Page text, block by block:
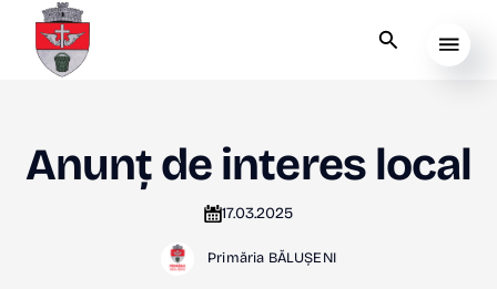
Anunț de interes local
17.03.2025
Primăria BĂLUȘENI